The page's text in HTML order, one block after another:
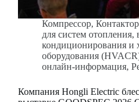
Компрессор, Контактор
для систем отопления,
кондиционирования и
оборудования
онлайн-информация,
Компания Hongli Electric